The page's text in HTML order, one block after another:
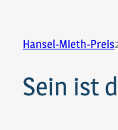
Hansel-Mieth-Preis
Sein ist